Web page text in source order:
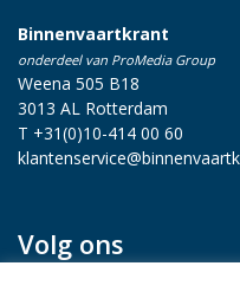
Binnenvaartkrant
onderdeel van ProMedia Group
Weena 505 B18
3013 AL Rotterdam
T +31(0)10-414 00 60
Volg ons